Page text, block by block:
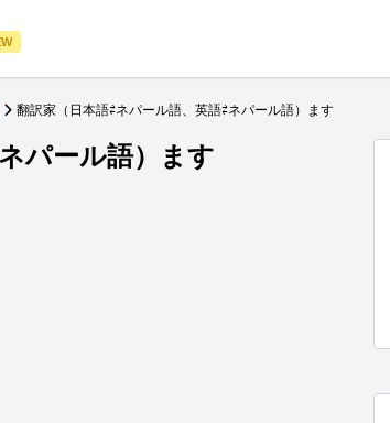
翻訳家（日本語⇄ネパール語、英語⇄ネパール語）ます
パール語）ます